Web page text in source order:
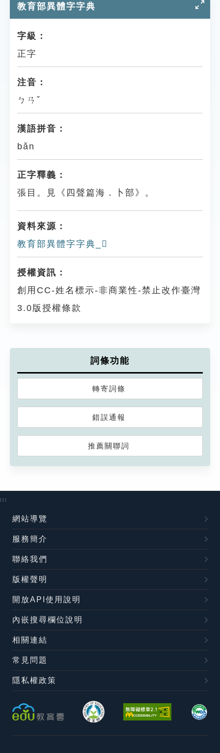
貓頭鷹博士
教育部異體字字典
字級：
正字
注音：
ㄅㄢˇ
漢語拼音：
bǎn
正字釋義：
張目。見《四聲篇海．卜部》。
資料來源：
教育部異體字字典_𠧫
授權資訊：
創用CC-姓名標示-非商業性-禁止改作臺灣
3.0版授權條款
詞條功能
轉寄詞條
錯誤通報
推薦關聯詞
:::
網站導覽
服務簡介
聯絡我們
版權聲明
開放API使用說明
內嵌搜尋欄位說明
相關連結
常見問題
隱私權政策